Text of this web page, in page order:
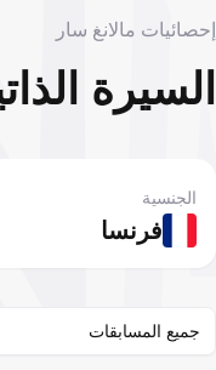
إحصائيات مالانغ سار
السيرة
فرنسا
الجنسية
جميع المسابقات